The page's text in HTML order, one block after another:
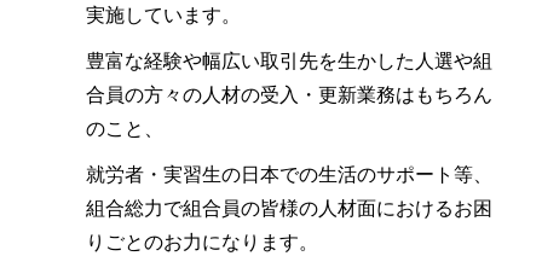
実施しています。
豊富な経験や幅広い取引先を生かした人選や組
合員の方々の人材の受入・更新業務はもちろん
のこと、
就労者・実習生の日本での生活のサポート等、
組合総力で組合員の皆様の人材面におけるお困
りごとのお力になります。